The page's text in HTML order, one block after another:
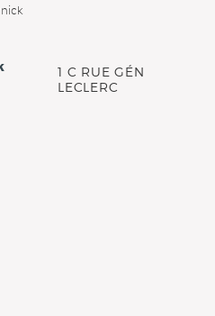
1 C RUE GÉN
LECLERC